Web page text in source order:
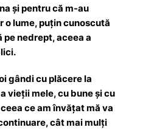
și pentru că m-au
o lume, puțin cunoscută
nedrept, aceea a
gândi cu plăcere la
vieții mele, cu bune și cu
ce am învățat mă va
cât mai mulți